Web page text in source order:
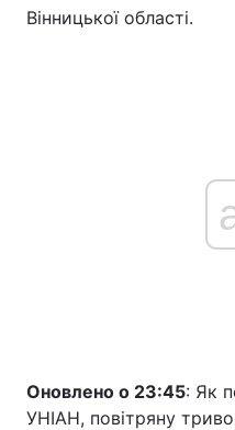
Вінницької області.
Оновлено о 23:45: Як
УНІАН, повітряну